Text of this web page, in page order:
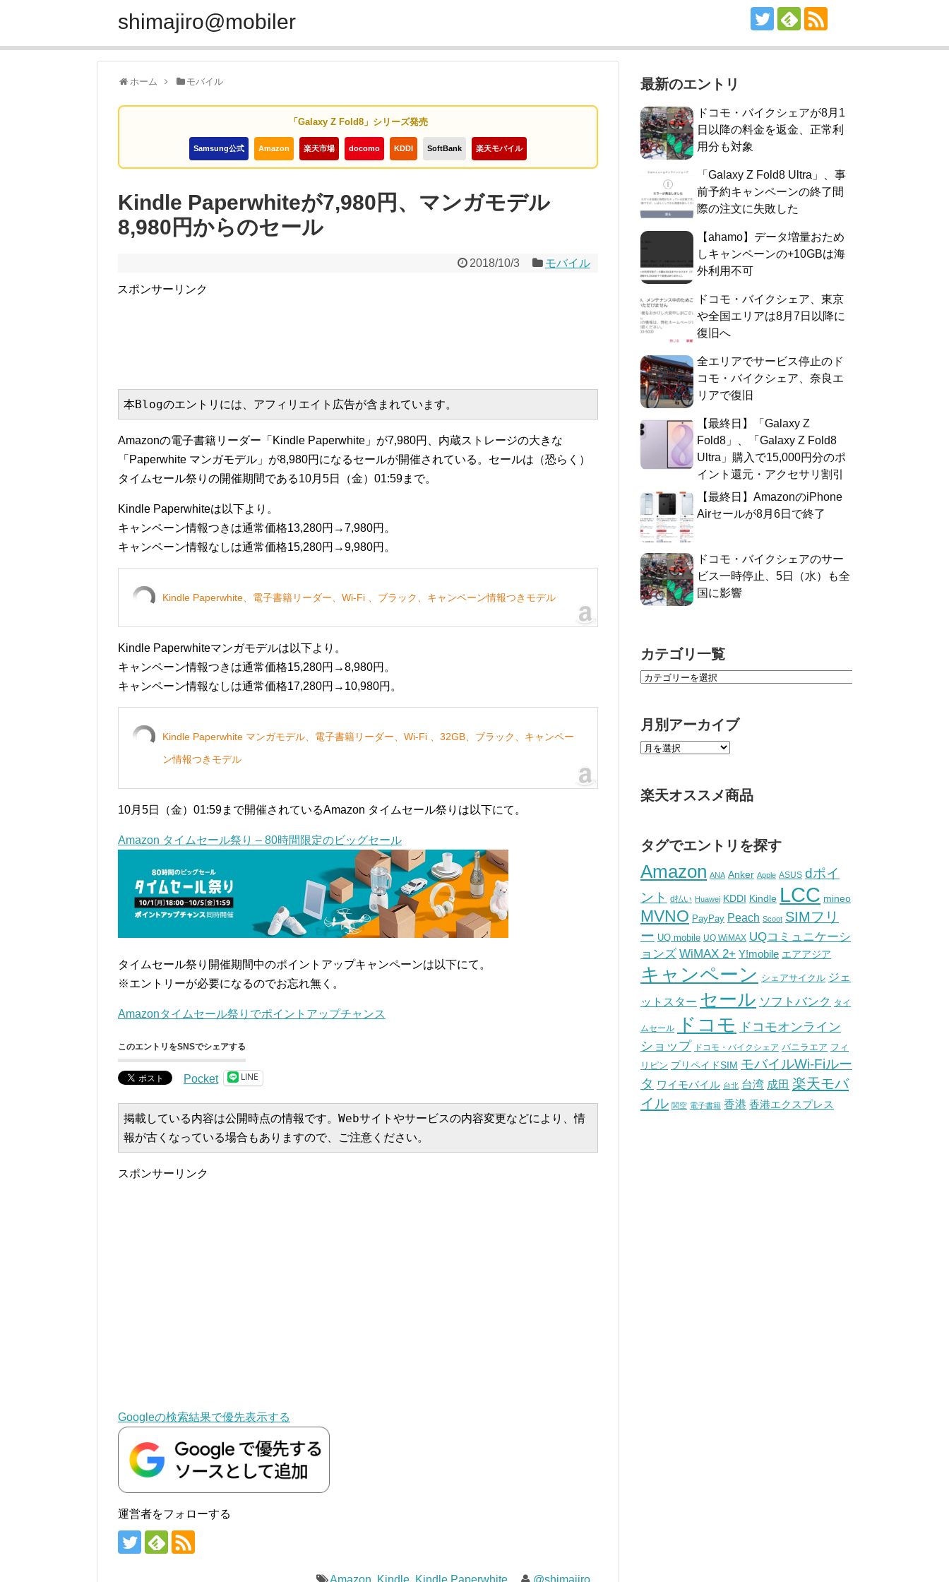
shimajiro@mobiler
ホーム モバイル
「Galaxy Z Fold8」シリーズ発売
Samsung公式 Amazon 楽天市場 docomo KDDI SoftBank 楽天モバイル
Kindle Paperwhiteが7,980円、マンガモデル
8,980円からのセール
2018/10/3 モバイル
スポンサーリンク
本Blogのエントリには、アフィリエイト広告が含まれています。
Amazonの電子書籍リーダー「Kindle Paperwhite」が7,980円、内蔵ストレージの大きな
「Paperwhite マンガモデル」が8,980円になるセールが開催されている。セールは（恐らく）
タイムセール祭りの開催期間である10月5日（金）01:59まで。
Kindle Paperwhiteは以下より。
キャンペーン情報つきは通常価格13,280円→7,980円。
キャンペーン情報なしは通常価格15,280円→9,980円。
Kindle Paperwhite、電子書籍リーダー、Wi-Fi 、ブラック、キャンペーン情報つきモデル
Kindle Paperwhiteマンガモデルは以下より。
キャンペーン情報つきは通常価格15,280円→8,980円。
キャンペーン情報なしは通常価格17,280円→10,980円。
Kindle Paperwhite マンガモデル、電子書籍リーダー、Wi-Fi 、32GB、ブラック、キャンペー
ン情報つきモデル
10月5日（金）01:59まで開催されているAmazon タイムセール祭りは以下にて。
Amazon タイムセール祭り – 80時間限定のビッグセール
タイムセール祭り開催期間中のポイントアップキャンペーンは以下にて。
※エントリーが必要になるのでお忘れ無く。
Amazonタイムセール祭りでポイントアップチャンス
このエントリをSNSでシェアする
Pocket LINE
掲載している内容は公開時点の情報です。Webサイトやサービスの内容変更などにより、情
報が古くなっている場合もありますので、ご注意ください。
スポンサーリンク
Googleの検索結果で優先表示する
運営者をフォローする
Amazon Kindle Kindle Paperwhite @shimajiro
最新のエントリ
ドコモ・バイクシェアが8月1
日以降の料金を返金、正常利
用分も対象
「Galaxy Z Fold8 Ultra」、事
前予約キャンペーンの終了間
際の注文に失敗した
【ahamo】データ増量おため
しキャンペーンの+10GBは海
外利用不可
ドコモ・バイクシェア、東京
や全国エリアは8月7日以降に
復旧へ
全エリアでサービス停止のド
コモ・バイクシェア、奈良エ
リアで復旧
【最終日】「Galaxy Z
Fold8」、「Galaxy Z Fold8
Ultra」購入で15,000円分のポ
イント還元・アクセサリ割引
【最終日】AmazonのiPhone
Airセールが8月6日で終了
ドコモ・バイクシェアのサー
ビス一時停止、5日（水）も全
国に影響
カテゴリ一覧
月別アーカイブ
楽天オススメ商品
タグでエントリを探す
Amazon ANA Anker Apple ASUS dポイ
ント
d払い Huawei KDDI Kindle LCC mineo
MVNO PayPay Peach Scoot SIMフリ
ー UQ mobile UQ WiMAX UQコミュニケーシ
ョンズ WiMAX 2+ Y!mobile エアアジア
キャンペーン シェアサイクル ジェ
ットスター セール ソフトバンク タイ
ムセール ドコモ
ドコモオンライン
ショップ ドコモ・バイクシェア バニラエア フィ
リピン プリペイドSIM モバイルWi-Fiルー
タ ワイモバイル 台北 台湾 成田 楽天モバ
イル 関空 電子書籍 香港 香港エクスプレス